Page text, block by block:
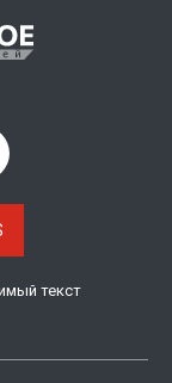
текст